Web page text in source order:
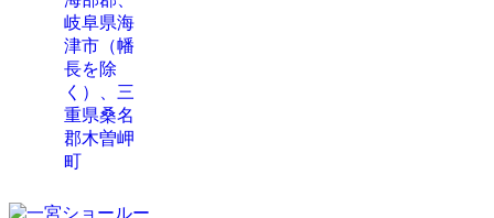
岐阜県海
津市（幡
長を除
く）、三
重県桑名
郡木曽岬
町